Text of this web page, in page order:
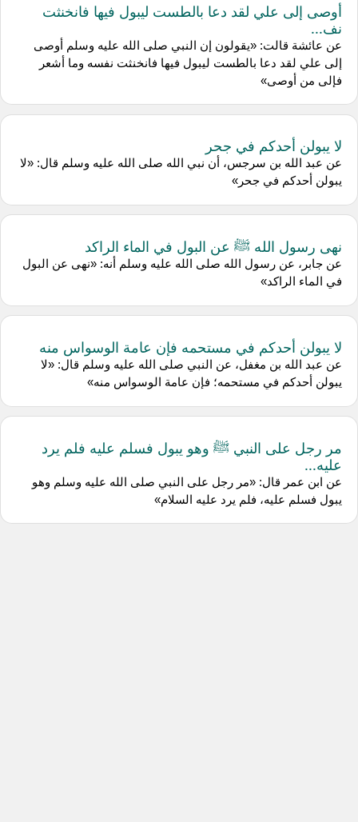
أوصى إلى علي لقد دعا بالطست ليبول فيها فانخنثت
نف...
عن عائشة قالت: «يقولون إن النبي صلى الله عليه وسلم أوصى
إلى علي لقد دعا بالطست ليبول فيها فانخنثت نفسه وما أشعر
فإلى من أوصى»
لا يبولن أحدكم في جحر
عن عبد الله بن سرجس، أن نبي الله صلى الله عليه وسلم قال: «لا
يبولن أحدكم في جحر»
نهى رسول الله ﷺ عن البول في الماء الراكد
عن جابر، عن رسول الله صلى الله عليه وسلم أنه: «نهى عن البول
في الماء الراكد»
لا يبولن أحدكم في مستحمه فإن عامة الوسواس منه
عن عبد الله بن مغفل، عن النبي صلى الله عليه وسلم قال: «لا
يبولن أحدكم في مستحمه؛ فإن عامة الوسواس منه»
مر رجل على النبي ﷺ وهو يبول فسلم عليه فلم يرد
عليه...
عن ابن عمر قال: «مر رجل على النبي صلى الله عليه وسلم وهو
يبول فسلم عليه، فلم يرد عليه السلام»